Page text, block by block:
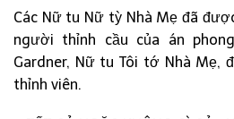
Các Nữ tu Nữ tỳ Nhà Mẹ đã
người thỉnh cầu của án
Gardner, Nữ tu Tôi tớ Nhà Mẹ,
thỉnh viên.